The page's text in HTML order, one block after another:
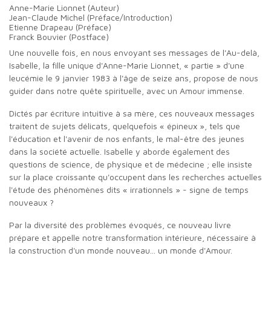
Anne-Marie Lionnet (Auteur)
Jean-Claude Michel (Préface/Introduction)
Etienne Drapeau (Préface)
Franck Bouvier (Postface)
Une nouvelle fois, en nous envoyant ses messages de l'Au-delà,
Isabelle, la fille unique d'Anne-Marie Lionnet, « partie » d'une
leucémie le 9 janvier 1983 à l'âge de seize ans, propose de nous
guider dans notre quête spirituelle, avec un Amour immense.
Dictés par écriture intuitive à sa mère, ces nouveaux messages
traitent de sujets délicats, quelquefois « épineux », tels que
l'éducation et l'avenir de nos enfants, le mal-être des jeunes
dans la société actuelle. Isabelle y aborde également des
questions de science, de physique et de médecine ; elle insiste
sur la place croissante qu'occupent dans les recherches actuelles
l'étude des phénomènes dits « irrationnels » - signe de temps
nouveaux ?
Par la diversité des problèmes évoqués, ce nouveau livre
prépare et appelle notre transformation intérieure, nécessaire à
la construction d'un monde nouveau... un monde d'Amour.